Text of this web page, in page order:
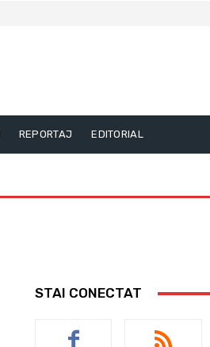
REPORTAJ EDITORIAL
STAI CONECTAT